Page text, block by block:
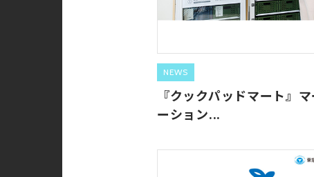
NEWS
『クックパッドマート』
ーション...